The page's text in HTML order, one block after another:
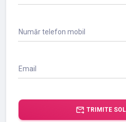
Număr telefon mobil
Email
forward_to_inbox TRIMITE